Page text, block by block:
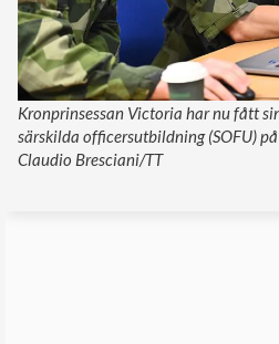
Kronprinsessan Victoria har nu fått
särskilda officersutbildning (SOFU)
Claudio Bresciani/TT